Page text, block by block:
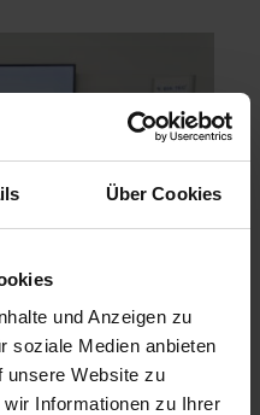
Über Cookies
und Anzeigen zu
soziale Medien anbieten
unsere Website zu
Informationen zu Ihrer
Ort - Jetzt Termin